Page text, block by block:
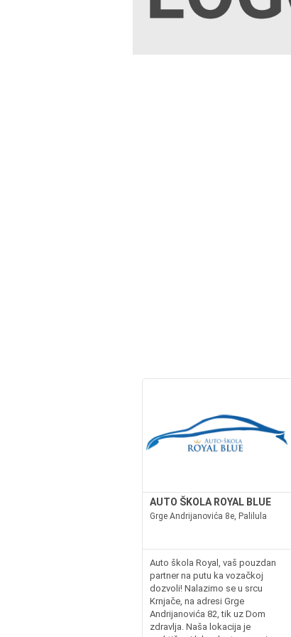
AUTO ŠKOLA ROYAL BLUE
Grge Andrijanovića 8e, Palilula
Auto škola Royal, vaš pouzdan
partner na putu ka vozačkoj
dozvoli! Nalazimo se u srcu
Krnjače, na adresi Grge
Andrijanovića 82, tik uz Dom
zdravlja. Naša lokacija je